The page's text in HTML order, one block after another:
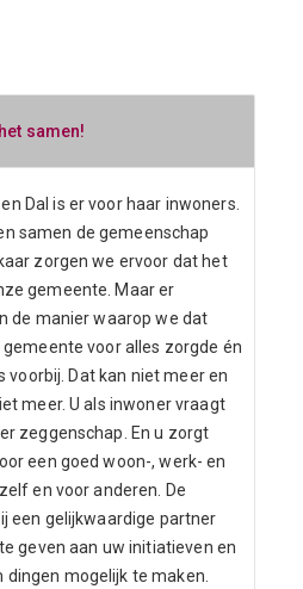
samen!
Dal is er voor haar inwoners.
samen de gemeenschap
zorgen we ervoor dat het
gemeente. Maar er
de manier waarop we dat
voor alles zorgde én
voorbij. Dat kan niet meer en
meer. U als inwoner vraagt
zeggenschap. En u zorgt
een goed woon-, werk- en
en voor anderen. De
een gelijkwaardige partner
geven aan uw initiatieven en
mogelijk te maken.